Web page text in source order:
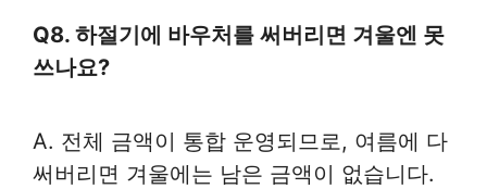
Q8. 하절기에 바우처를 써버리면 겨울엔 못
쓰나요?
A. 전체 금액이 통합 운영되므로, 여름에 다
써버리면 겨울에는 남은 금액이 없습니다.